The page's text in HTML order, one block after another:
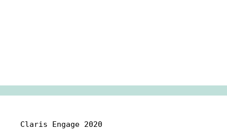
Claris Engage 2020